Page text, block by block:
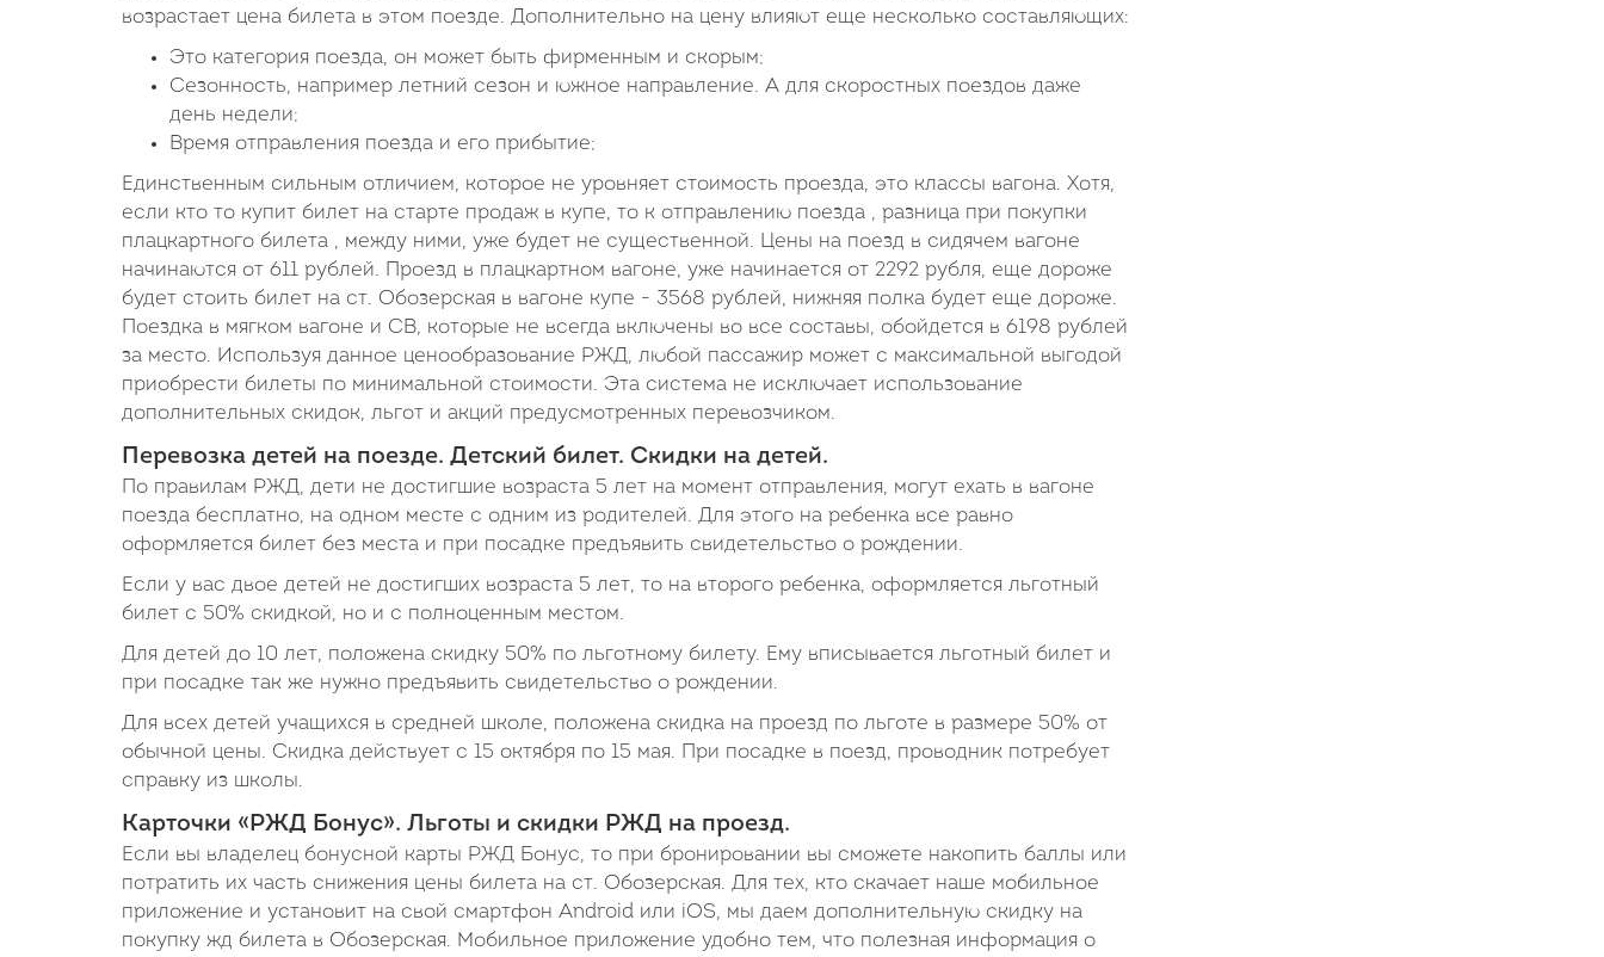
возрастает цена билета в этом поезде. Дополнительно на цену влияют еще несколько составляющих:
Это категория поезда, он может быть фирменным и скорым;
Сезонность, например летний сезон и южное направление. А для скоростных поездов даже
день недели;
Время отправления поезда и его прибытие;
Единственным сильным отличием, которое не уровняет стоимость проезда, это классы вагона. Хотя,
если кто то купит билет на старте продаж в купе, то к отправлению поезда , разница при покупки
плацкартного билета , между ними, уже будет не существенной. Цены на поезд в сидячем вагоне
начинаются от 611 рублей. Проезд в плацкартном вагоне, уже начинается от 2292 рубля, еще дороже
будет стоить билет на ст. Обозерская в вагоне купе - 3568 рублей, нижняя полка будет еще дороже.
Поездка в мягком вагоне и СВ, которые не всегда включены во все составы, обойдется в 6198 рублей
за место. Используя данное ценообразование РЖД, любой пассажир может с максимальной выгодой
приобрести билеты по минимальной стоимости. Эта система не исключает использование
дополнительных скидок, льгот и акций предусмотренных перевозчиком.
Перевозка детей на поезде. Детский билет. Скидки на детей.
По правилам РЖД, дети не достигшие возраста 5 лет на момент отправления, могут ехать в вагоне
поезда бесплатно, на одном месте с одним из родителей. Для этого на ребенка все равно
оформляется билет без места и при посадке предъявить свидетельство о рождении.
Если у вас двое детей не достигших возраста 5 лет, то на второго ребенка, оформляется льготный
билет с 50% скидкой, но и с полноценным местом.
Для детей до 10 лет, положена скидку 50% по льготному билету. Ему вписывается льготный билет и
при посадке так же нужно предъявить свидетельство о рождении.
Для всех детей учащихся в средней школе, положена скидка на проезд по льготе в размере 50% от
обычной цены. Скидка действует с 15 октября по 15 мая. При посадке в поезд, проводник потребует
справку из школы.
Карточки «РЖД Бонус». Льготы и скидки РЖД на проезд.
Если вы владелец бонусной карты РЖД Бонус, то при бронировании вы сможете накопить баллы или
потратить их часть снижения цены билета на ст. Обозерская. Для тех, кто скачает наше мобильное
приложение и установит на свой смартфон Android или iOS, мы даем дополнительную скидку на
покупку жд билета в Обозерская. Мобильное приложение удобно тем, что полезная информация о